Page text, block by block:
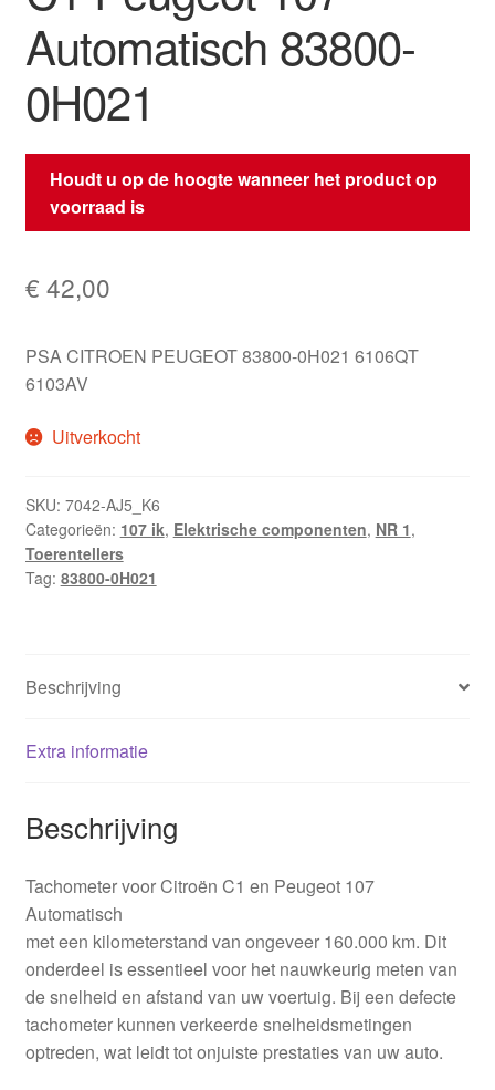
Automatisch 83800-
0H021
Houdt u op de hoogte wanneer het product op
voorraad is
€ 42,00
PSA CITROEN PEUGEOT 83800-0H021 6106QT
6103AV
Uitverkocht
SKU: 7042-AJ5_K6
Categorieën: 107 ik, Elektrische componenten, NR 1,
Toerentellers
Tag: 83800-0H021
Beschrijving
Extra informatie
Beschrijving
Tachometer voor Citroën C1 en Peugeot 107
Automatisch
met een kilometerstand van ongeveer 160.000 km. Dit
onderdeel is essentieel voor het nauwkeurig meten van
de snelheid en afstand van uw voertuig. Bij een defecte
tachometer kunnen verkeerde snelheidsmetingen
optreden, wat leidt tot onjuiste prestaties van uw auto.